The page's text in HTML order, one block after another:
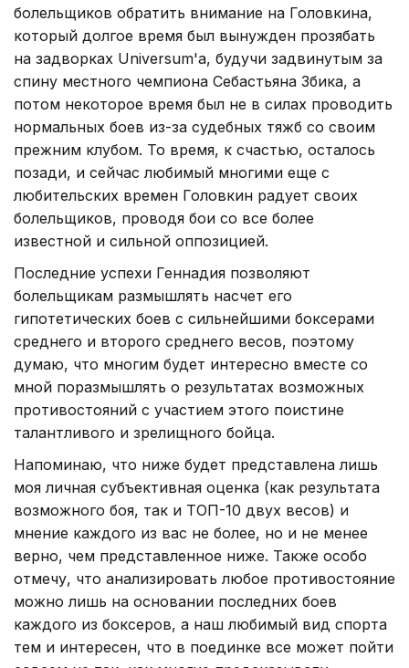
болельщиков обратить внимание на Головкина,
который долгое время был вынужден прозябать
на задворках Universum'а, будучи задвинутым за
спину местного чемпиона Себастьяна Збика, а
потом некоторое время был не в силах проводить
нормальных боев из-за судебных тяжб со своим
прежним клубом. То время, к счастью, осталось
позади, и сейчас любимый многими еще с
любительских времен Головкин радует своих
болельщиков, проводя бои со все более
известной и сильной оппозицией.
Последние успехи Геннадия позволяют
болельщикам размышлять насчет его
гипотетических боев с сильнейшими боксерами
среднего и второго среднего весов, поэтому
думаю, что многим будет интересно вместе со
мной поразмышлять о результатах возможных
противостояний с участием этого поистине
талантливого и зрелищного бойца.
Напоминаю, что ниже будет представлена лишь
моя личная субъективная оценка (как результата
возможного боя, так и ТОП-10 двух весов) и
мнение каждого из вас не более, но и не менее
верно, чем представленное ниже. Также особо
отмечу, что анализировать любое противостояние
можно лишь на основании последних боев
каждого из боксеров, а наш любимый вид спорта
тем и интересен, что в поединке все может пойти